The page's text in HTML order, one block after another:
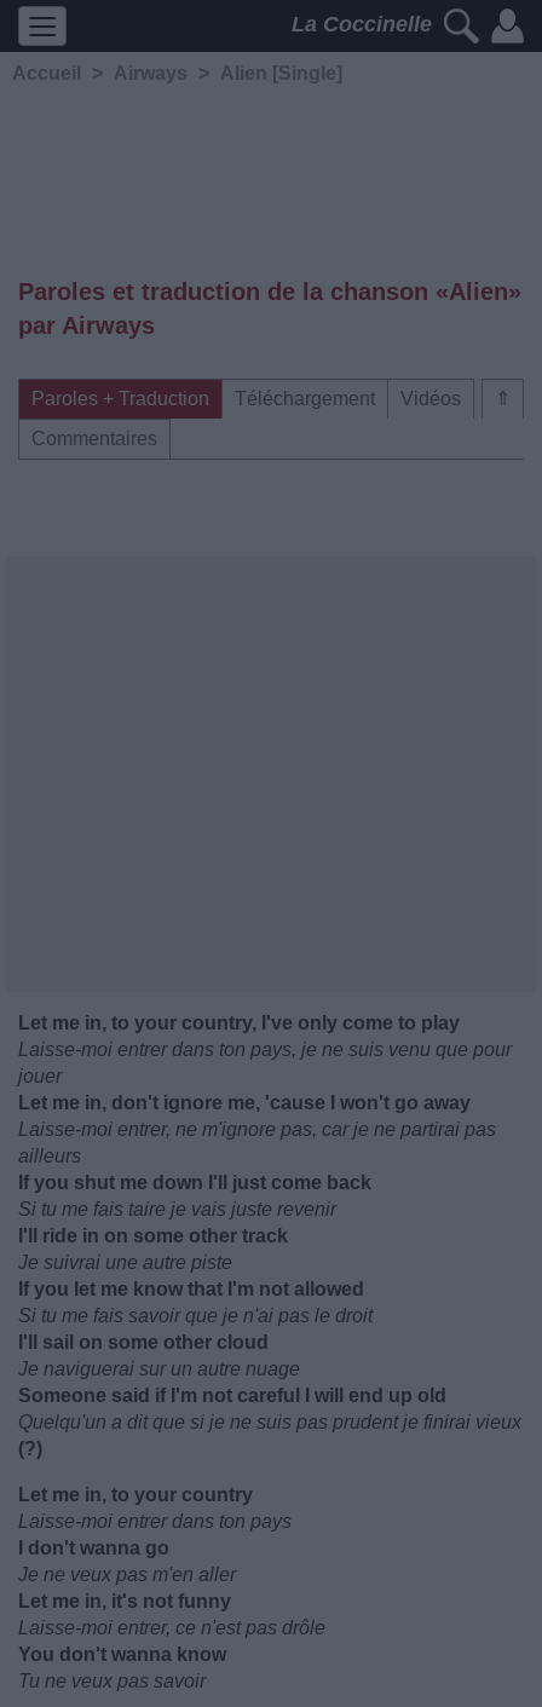
La Coccinelle
Accueil > Airways > Alien [Single]
Paroles et traduction de la chanson «Alien»
par Airways
⇑
Paroles + Traduction Téléchargement
Vidéos
Commentaires
Let me in, to your country, I've only come to play
Laisse-moi entrer dans ton pays, je ne suis venu que pour
jouer
Let me in, don't ignore me, 'cause I won't go away
Laisse-moi entrer, ne m'ignore pas, car je ne partirai pas
ailleurs
If you shut me down I'll just come back
Si tu me fais taire je vais juste revenir
I'll ride in on some other track
Je suivrai une autre piste
If you let me know that I'm not allowed
Si tu me fais savoir que je n'ai pas le droit
I'll sail on some other cloud
Je naviguerai sur un autre nuage
Someone said if I'm not careful I will end up old
Quelqu'un a dit que si je ne suis pas prudent je finirai vieux
(?)
Let me in, to your country
Laisse-moi entrer dans ton pays
I don't wanna go
Je ne veux pas m'en aller
Let me in, it's not funny
Laisse-moi entrer, ce n'est pas drôle
You don't wanna know
Tu ne veux pas savoir